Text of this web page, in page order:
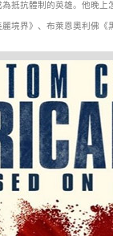
抵抗體制的英雄。他晚上
境界》、布萊恩奧利佛